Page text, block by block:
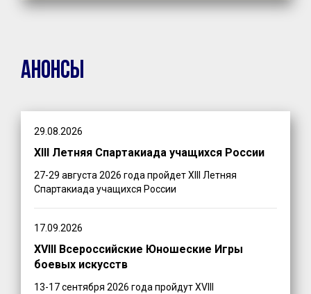
Анонсы
29.08.2026
XIII Летняя Спартакиада учащихся России
27-29 августа 2026 года пройдет XIII Летняя
Спартакиада учащихся России
17.09.2026
XVIII Всероссийские Юношеские Игры
боевых искусств
13-17 сентября 2026 года пройдут XVIII